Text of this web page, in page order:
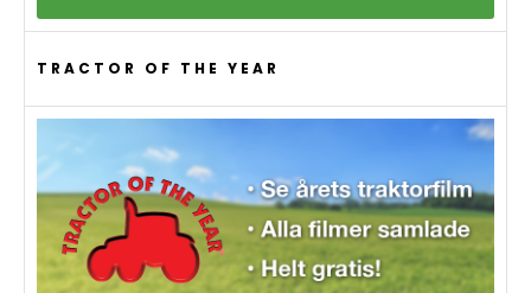
TRACTOR OF THE YEAR